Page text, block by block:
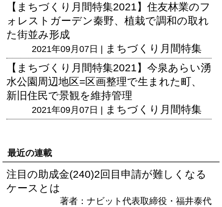
【まちづくり月間特集2021】住友林業のフ
ォレストガーデン秦野、植栽で調和の取れ
た街並み形成
2021年09月07日 | まちづくり月間特集
【まちづくり月間特集2021】今泉あらい湧
水公園周辺地区=区画整理で生まれた町、
新旧住民で景観を維持管理
2021年09月07日 | まちづくり月間特集
最近の連載
注目の助成金(240)2回目申請が難しくなる
ケースとは
著者：ナビット代表取締役・福井泰代